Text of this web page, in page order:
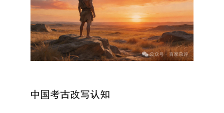
中国考古改写认知